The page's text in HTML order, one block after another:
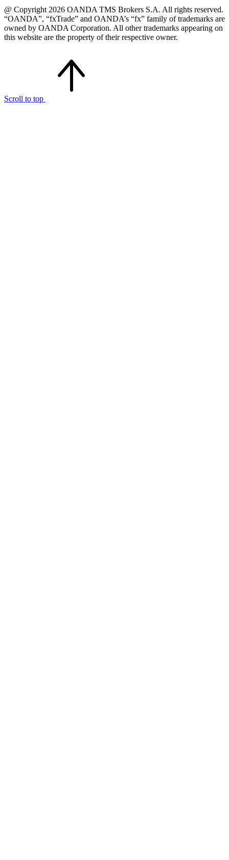
@ Copyright 2026 OANDA TMS Brokers S.A. All rights reserved.
“OANDA”, “fxTrade” and OANDA’s “fx” family of trademarks are
owned by OANDA Corporation. All other trademarks appearing on
this website are the property of their respective owner.
Scroll to top